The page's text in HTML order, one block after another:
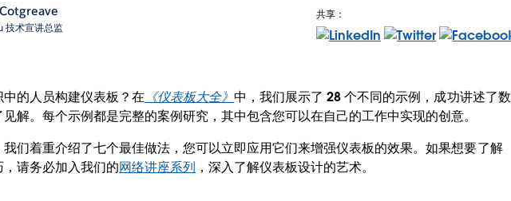
技术宣讲总监
共享：
的人员构建仪表板？在 《仪表板大全》中，我们展示了 28 个不同的示例，成功讲述了数
解。每个示例都是完整的案例研究，其中包含您可以在自己的工作中实现的创意。
们着重介绍了七个最佳做法，您可以立即应用它们来增强仪表板的效果。如果想要了解
请务必加入我们的网络讲座系列 ，深入了解仪表板设计的艺术。